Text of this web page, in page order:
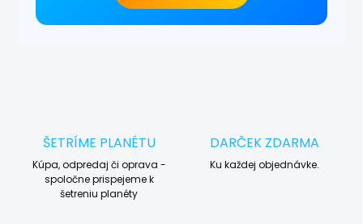
ŠETRÍME PLANÉTU
Kúpa, odpredaj či oprava -
spoločne prispejeme k
šetreniu planéty
DARČEK ZDARMA
Ku každej objednávke.